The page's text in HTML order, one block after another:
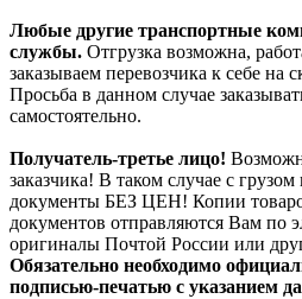
Любые другие транспортные
службы. Отгрузка возможна,
заказываем перевозчика к себе на
Просьба в данном случае
самостоятельно.
Получатель-третье лицо!
заказчика! В таком случае с
документы БЕЗ ЦЕН! Копии
документов отправляются Вам по
оригиналы Почтой России или
Обязательно необходимо
подписью-печатью с указанием